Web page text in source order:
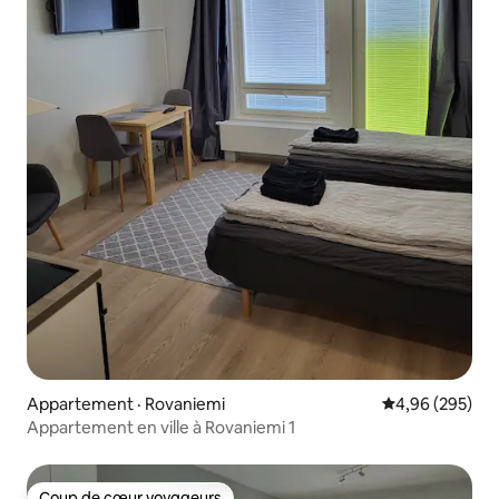
Appartement · Rovaniemi Note
4,96 (295)
Appartement en ville à Rovaniemi 1